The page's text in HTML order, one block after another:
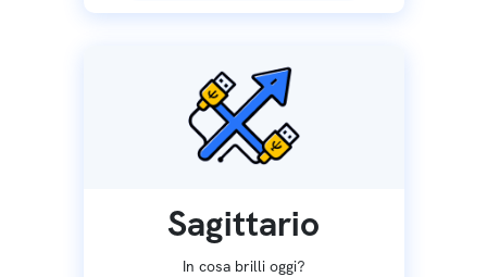
Sagittario
In cosa brilli oggi?